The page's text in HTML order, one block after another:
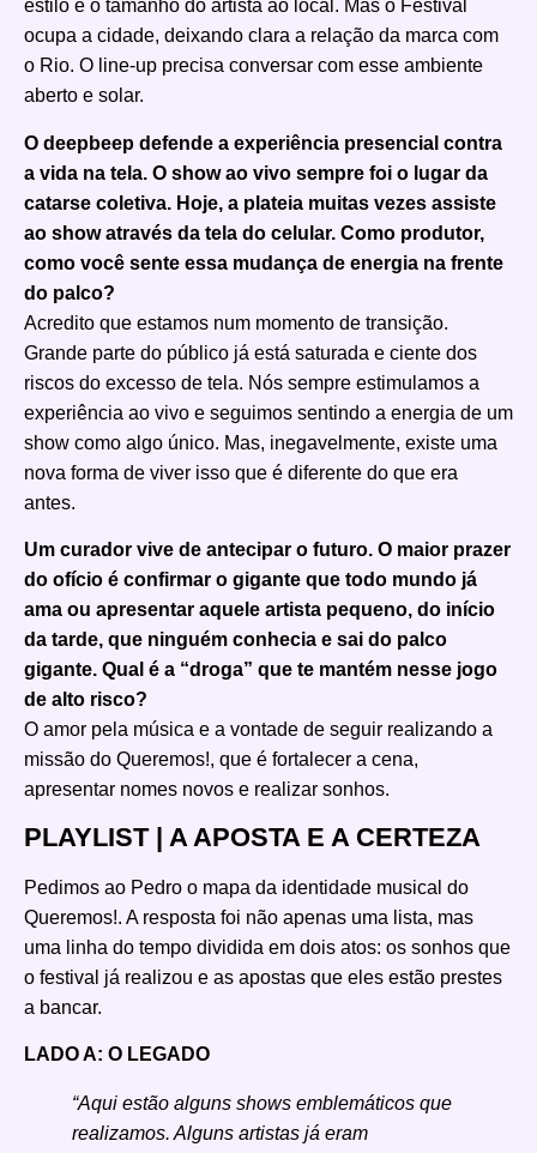
estilo e o tamanho do artista ao local. Mas o Festival
ocupa a cidade, deixando clara a relação da marca com
o Rio. O line-up precisa conversar com esse ambiente
aberto e solar.
O deepbeep defende a experiência presencial contra
a vida na tela. O show ao vivo sempre foi o lugar da
catarse coletiva. Hoje, a plateia muitas vezes assiste
ao show através da tela do celular. Como produtor,
como você sente essa mudança de energia na frente
do palco?
Acredito que estamos num momento de transição.
Grande parte do público já está saturada e ciente dos
riscos do excesso de tela. Nós sempre estimulamos a
experiência ao vivo e seguimos sentindo a energia de um
show como algo único. Mas, inegavelmente, existe uma
nova forma de viver isso que é diferente do que era
antes.
Um curador vive de antecipar o futuro. O maior prazer
do ofício é confirmar o gigante que todo mundo já
ama ou apresentar aquele artista pequeno, do início
da tarde, que ninguém conhecia e sai do palco
gigante. Qual é a “droga” que te mantém nesse jogo
de alto risco?
O amor pela música e a vontade de seguir realizando a
missão do Queremos!, que é fortalecer a cena,
apresentar nomes novos e realizar sonhos.
PLAYLIST | A APOSTA E A CERTEZA
Pedimos ao Pedro o mapa da identidade musical do
Queremos!. A resposta foi não apenas uma lista, mas
uma linha do tempo dividida em dois atos: os sonhos que
o festival já realizou e as apostas que eles estão prestes
a bancar.
LADO A: O LEGADO
“Aqui estão alguns shows emblemáticos que
realizamos. Alguns artistas já eram